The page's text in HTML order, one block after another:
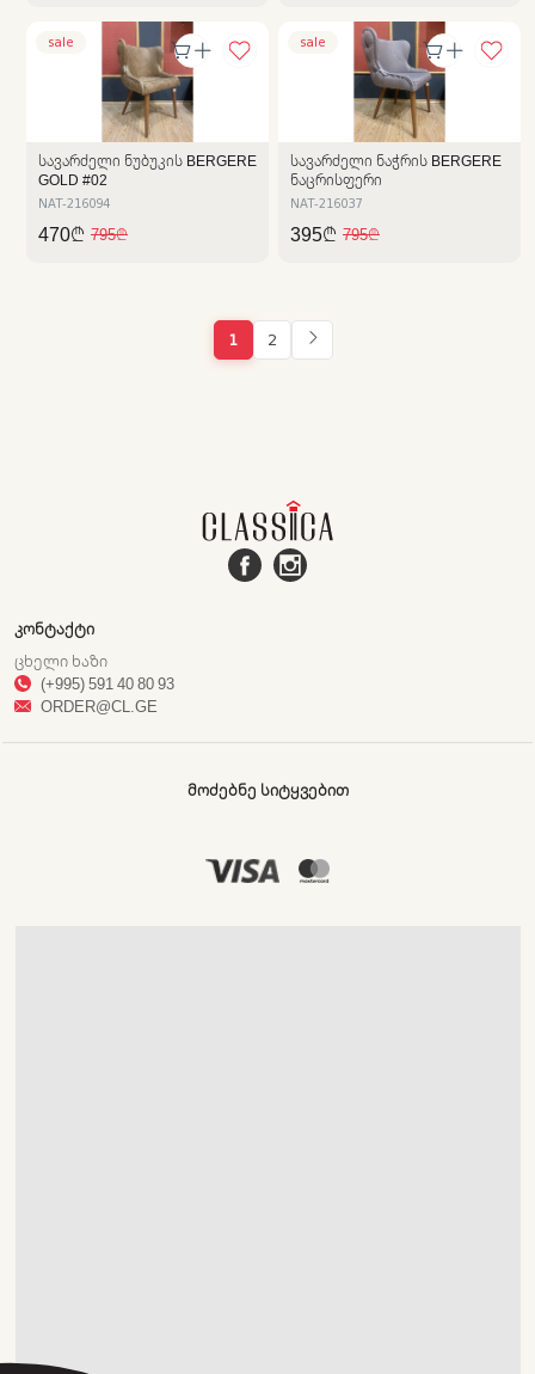
sale
ᲡᲐᲕᲐᲠᲫᲔᲚᲘ ᲜᲣᲑᲣᲙᲘᲡ BERGERE
GOLD #02
NAT-216094
470₾ 795₾
sale
ᲡᲐᲕᲐᲠᲫᲔᲚᲘ ᲜᲐᲭᲠᲘᲡ BERGERE
ᲜᲐᲪᲠᲘᲡᲤᲔᲠᲘ
NAT-216037
395₾ 795₾
1 2
ᲙᲝᲜᲢᲐᲥᲢᲘ
ᲪᲮᲔᲚᲘ ᲮᲐᲖᲘ
(+995) 591 40 80 93
ORDER@CL.GE
ᲛᲝᲫᲔᲑᲜᲔ ᲡᲘᲢᲧᲕᲔᲑᲘᲗ